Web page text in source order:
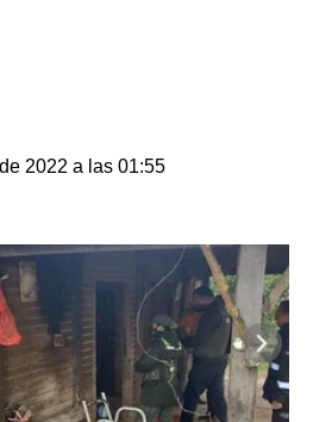
2022 a las 01:55